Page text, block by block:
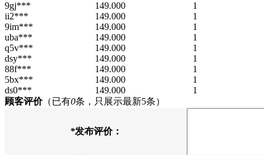
9gj***
149.000
1
ii2***
149.000
1
9im***
149.000
1
uba***
149.000
1
q5v***
149.000
1
dsy***
149.000
1
88f***
149.000
1
5bx***
149.000
1
ds0***
149.000
1
顾客评价（已有0条，只展示最新5条）
*发布评价：